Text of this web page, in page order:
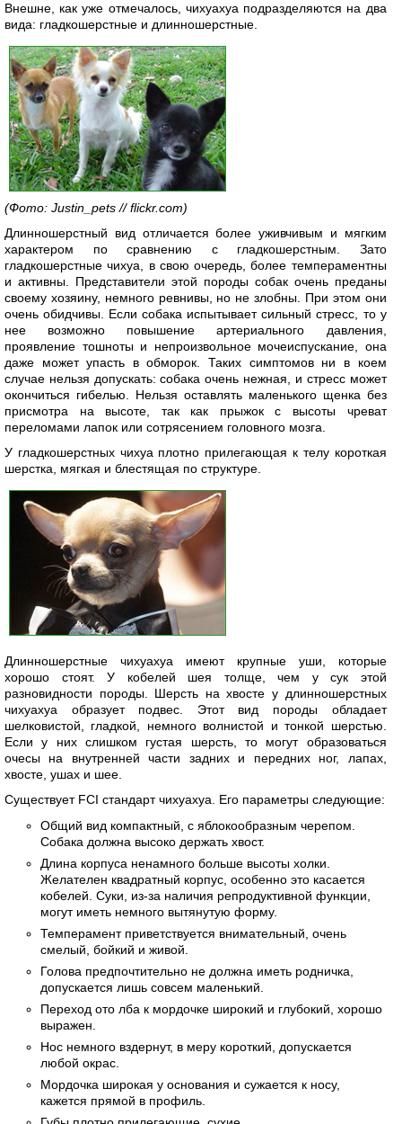
Внешне, как уже отмечалось, чихуахуа подразделяются на два
вида: гладкошерстные и длинношерстные.
(Фото: Justin_pets // flickr.com)
Длинношерстный вид отличается более уживчивым и мягким
характером по сравнению с гладкошерстным. Зато
гладкошерстные чихуа, в свою очередь, более темпераментны
и активны. Представители этой породы собак очень преданы
своему хозяину, немного ревнивы, но не злобны. При этом они
очень обидчивы. Если собака испытывает сильный стресс, то у
нее возможно повышение артериального давления,
проявление тошноты и непроизвольное мочеиспускание, она
даже может упасть в обморок. Таких симптомов ни в коем
случае нельзя допускать: собака очень нежная, и стресс может
окончиться гибелью. Нельзя оставлять маленького щенка без
присмотра на высоте, так как прыжок с высоты чреват
переломами лапок или сотрясением головного мозга.
У гладкошерстных чихуа плотно прилегающая к телу короткая
шерстка, мягкая и блестящая по структуре.
Длинношерстные чихуахуа имеют крупные уши, которые
хорошо стоят. У кобелей шея толще, чем у сук этой
разновидности породы. Шерсть на хвосте у длинношерстных
чихуахуа образует подвес. Этот вид породы обладает
шелковистой, гладкой, немного волнистой и тонкой шерстью.
Если у них слишком густая шерсть, то могут образоваться
очесы на внутренней части задних и передних ног, лапах,
хвосте, ушах и шее.
Существует FCI стандарт чихуахуа. Его параметры следующие:
Общий вид компактный, с яблокообразным черепом.
Собака должна высоко держать хвост.
Длина корпуса ненамного больше высоты холки.
Желателен квадратный корпус, особенно это касается
кобелей. Суки, из-за наличия репродуктивной функции,
могут иметь немного вытянутую форму.
Темперамент приветствуется внимательный, очень
смелый, бойкий и живой.
Голова предпочтительно не должна иметь родничка,
допускается лишь совсем маленький.
Переход ото лба к мордочке широкий и глубокий, хорошо
выражен.
Нос немного вздернут, в меру короткий, допускается
любой окрас.
Мордочка широкая у основания и сужается к носу,
кажется прямой в профиль.